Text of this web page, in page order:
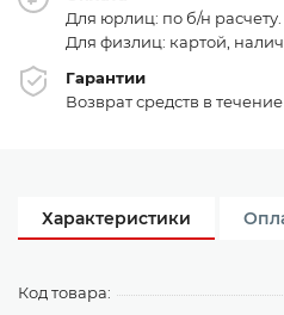
Для юрлиц: по б/н расчету.
Для физлиц: картой,
Гарантии
Возврат средств в
Характеристики
Код товара: